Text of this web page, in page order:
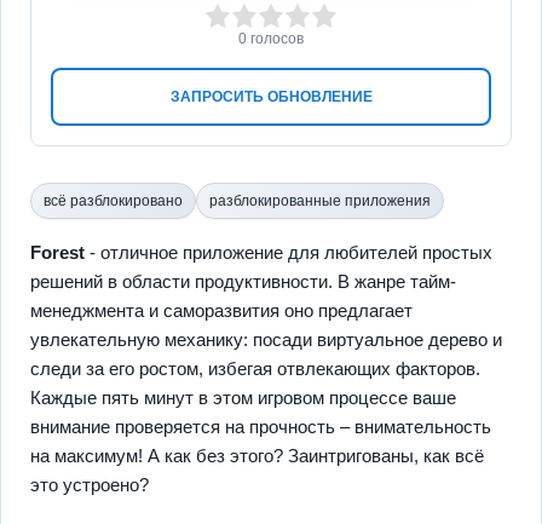
ЗАПРОСИТЬ ОБНОВЛЕНИЕ
3 4 5
0 голосов
всё разблокировано разблокированные приложения
Forest - отличное приложение для любителей простых
решений в области продуктивности. В жанре тайм-
менеджмента и саморазвития оно предлагает
увлекательную механику: посади виртуальное дерево и
следи за его ростом, избегая отвлекающих факторов.
Каждые пять минут в этом игровом процессе ваше
внимание проверяется на прочность – внимательность
на максимум! А как без этого? Заинтригованы, как всё
это устроено?